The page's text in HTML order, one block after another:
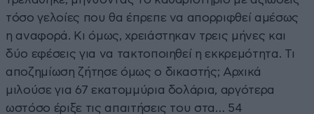
τόσο γελοίες που θα έπρεπε να απορριφθεί αμέσως
η αναφορά. Κι όμως, χρειάστηκαν τρεις μήνες και
δύο εφέσεις για να τακτοποιηθεί η εκκρεμότητα. Τι
αποζημίωση ζήτησε όμως ο δικαστής; Αρχικά
μιλούσε για 67 εκατομμύρια δολάρια, αργότερα
ωστόσο έριξε τις απαιτήσεις του στα… 54